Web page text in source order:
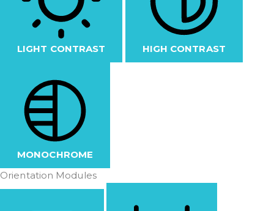
LIGHT CONTRAST HIGH CONTRAST
MONOCHROME
Orientation Modules